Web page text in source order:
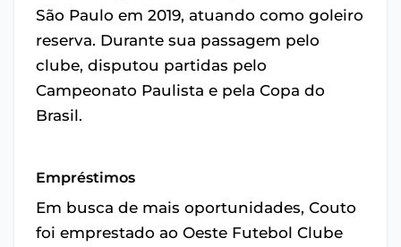
São Paulo em 2019, atuando como goleiro
reserva. Durante sua passagem pelo
clube, disputou partidas pelo
Campeonato Paulista e pela Copa do
Brasil.
Empréstimos
Em busca de mais oportunidades, Couto
foi emprestado ao Oeste Futebol Clube